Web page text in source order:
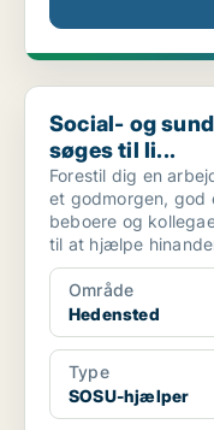
Social- og
Social- og
søges til li...
Forestil dig en
et godmorgen, god
beboere og
til at hjælpe
Område
Hedensted
Type
SOSU-hjælper